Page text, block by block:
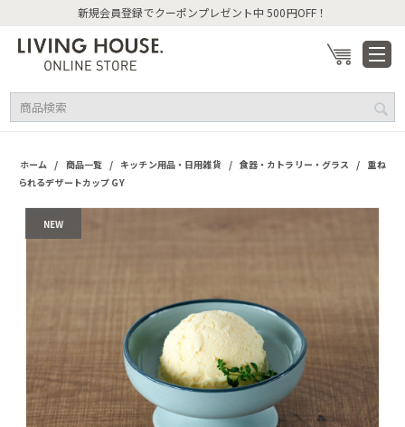
新規会員登録でクーポンプレゼント中 500円OFF！
ホーム / 商品一覧 / キッチン用品・日用雑貨 / 食器・カトラリー・グラス / 重ね
られるデザートカップ GY
NEW